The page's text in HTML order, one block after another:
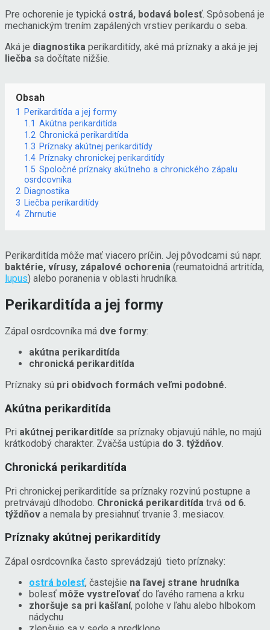
Pre ochorenie je typická ostrá, bodavá bolesť. Spôsobená je
mechanickým trením zapálených vrstiev perikardu o seba.
Aká je diagnostika perikarditídy, aké má príznaky a aká je jej
liečba sa dočítate nižšie.
Obsah
1
Perikarditída a jej formy
1.1 Akútna perikarditída
1.2 Chronická perikarditída
1.3 Príznaky akútnej perikarditídy
1.4 Príznaky chronickej perikarditídy
1.5 Spoločné príznaky akútneho a chronického zápalu
osrdcovníka
2 Diagnostika
3 Liečba perikarditídy
4 Zhrnutie
Perikarditída môže mať viacero príčin. Jej pôvodcami sú napr.
baktérie, vírusy, zápalové ochorenia (reumatoidná artritída,
lupus) alebo poranenia v oblasti hrudníka.
Perikarditída a jej formy
Zápal osrdcovníka má dve formy:
akútna perikarditída
chronická perikarditída
Príznaky sú pri obidvoch formách veľmi podobné.
Akútna perikarditída
Pri akútnej perikarditíde sa príznaky objavujú náhle, no majú
krátkodobý charakter. Zväčša ustúpia do 3. týždňov.
Chronická perikarditída
Pri chronickej perikarditíde sa príznaky rozvinú postupne a
pretrvávajú dlhodobo. Chronická perikarditída trvá od 6.
týždňov a nemala by presiahnuť trvanie 3. mesiacov.
Príznaky akútnej perikarditídy
Zápal osrdcovníka často sprevádzajú tieto príznaky:
ostrá bolesť, častejšie na ľavej strane hrudníka
bolesť môže vystreľovaťdo ľavého ramena a krku
zhoršuje sa pri kašľaní, polohe v ľahu alebo hlbokom
nádychu